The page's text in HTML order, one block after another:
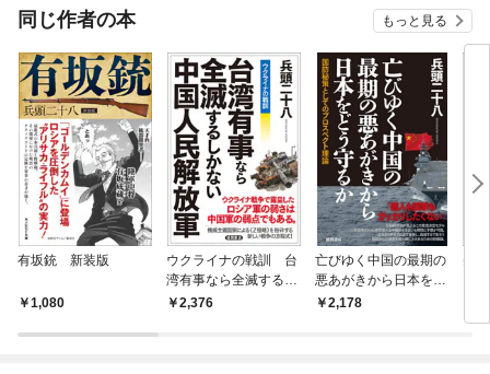
同じ作者の本 もっと見る
有坂銃 新装版
1,080
ウクライナの戦訓 台
湾有事なら全滅するし
かない中国人民解放軍
2,376
亡びゆく中国の最期の
悪あがきから日本をど
う守るか 国防秘策と
2,178
尖
法